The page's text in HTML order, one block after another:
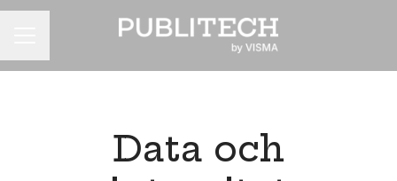
Data och